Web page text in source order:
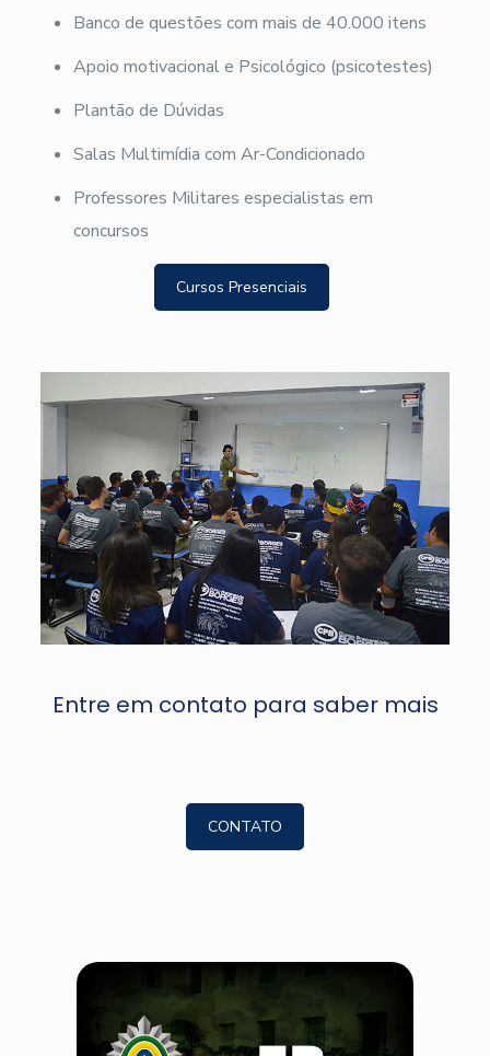
Banco de questões com mais de 40.000 itens
Apoio motivacional e Psicológico (psicotestes)
Plantão de Dúvidas
Salas Multimídia com Ar-Condicionado
Professores Militares especialistas em
concursos
Cursos Presenciais
Entre em contato para saber mais
CONTATO